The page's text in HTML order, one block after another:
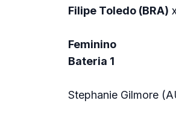
Filipe Toledo (BRA)
Feminino
Bateria 1
Stephanie Gilmore